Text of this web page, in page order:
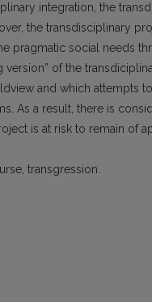
integration, the
the transdisciplinary
pragmatic social needs
of the
and which attempts
As a result, there is
is at risk to remain of
transgression.